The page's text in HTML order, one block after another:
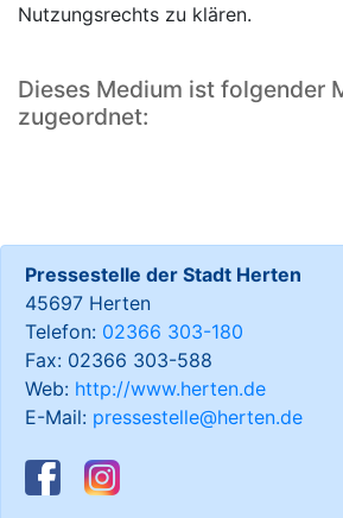
Nutzungsrechts zu klären.
Dieses Medium ist folgender
zugeordnet:
Pressestelle der Stadt Herten
45697 Herten
Telefon: 02366 303-180
Fax: 02366 303-588
Web: http://www.herten.de
E-Mail: pressestelle@herten.de